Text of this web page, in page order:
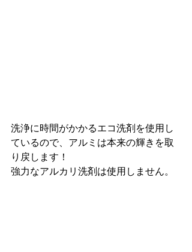
洗浄に時間がかかるエコ洗剤を使用し
ているので、アルミは本来の輝きを取
り戻します！
強力なアルカリ洗剤は使用しません。